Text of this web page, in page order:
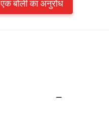
एक बोली का अनुरोध